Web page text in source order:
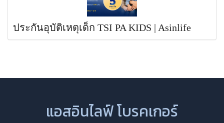
ประกันอุบัติเหตุเด็ก TSI PA KIDS | Asinlife
แอสอินไลฟ์ โบรคเกอร์